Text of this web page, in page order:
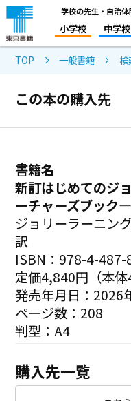
学校の先生・自治
小学校 中学校
TOP 一般書籍
この本の購入先
書籍名
新訂はじめてのジ
ーチャーズブック―
ジョリーラーニン
訳
ISBN：978-4-487-
定価4,840円（本体
発売年月日：2026
ページ数：208
判型：A4
購入先一覧